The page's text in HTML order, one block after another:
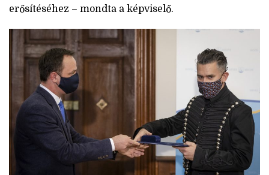
erősítéséhez – mondta a képviselő.